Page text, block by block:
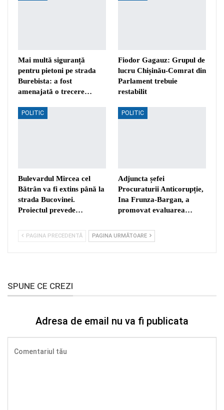
Mai multă siguranță
pentru pietoni pe strada
Burebista: a fost
amenajată o trecere…
Fiodor Gagauz: Grupul de
lucru Chișinău-Comrat din
Parlament trebuie
restabilit
POLITIC
Bulevardul Mircea cel
Bătrân va fi extins până la
strada Bucovinei.
Proiectul prevede…
POLITIC
Adjuncta șefei
Procuraturii Anticorupție,
Ina Frunza-Bargan, a
promovat evaluarea…
PAGINA PRECEDENTĂ PAGINA URMĂTOARE
SPUNE CE CREZI
Adresa de email nu va fi publicata